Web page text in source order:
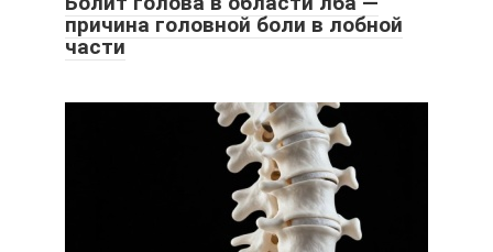
причина головной боли в лобной
части